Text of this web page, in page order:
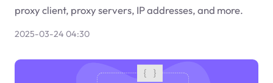
proxy client, proxy servers, IP addresses, and more.
2025-03-24 04:30